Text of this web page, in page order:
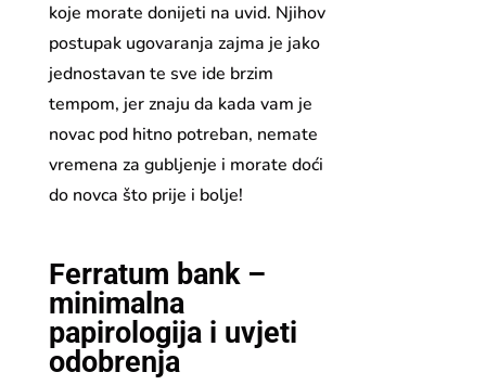
koje morate donijeti na uvid. Njihov
postupak ugovaranja zajma je jako
jednostavan te sve ide brzim
tempom, jer znaju da kada vam je
novac pod hitno potreban, nemate
vremena za gubljenje i morate doći
do novca što prije i bolje!
Ferratum bank –
minimalna
papirologija i uvjeti
odobrenja